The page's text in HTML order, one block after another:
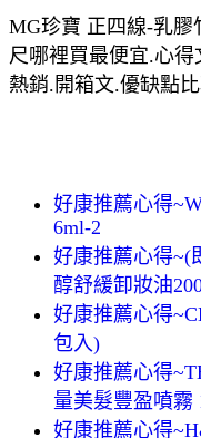
MG珍寶 正四線-乳膠
尺哪裡買最便宜.心
熱銷.開箱文.優缺點
好康推薦心得
6ml-2
好康推薦心得~(
醇舒緩卸妝油
好康推薦心得
包入)
好康推薦心得
量美髮豐盈噴霧
好康推薦心得